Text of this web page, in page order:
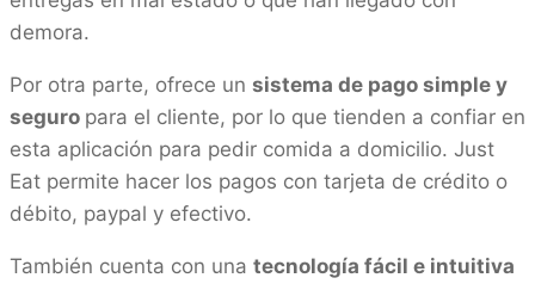
demora.
Por otra parte, ofrece un sistema de pago simple y
seguro para el cliente, por lo que tienden a confiar en
esta aplicación para pedir comida a domicilio. Just
Eat permite hacer los pagos con tarjeta de crédito o
débito, paypal y efectivo.
También cuenta con una tecnología fácil e intuitiva